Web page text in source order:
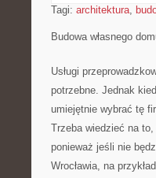
Tagi: architektura,
Budowa własnego
Usługi
potrzebne. Jednak
umiejętnie wybrać tę
Trzeba wiedzieć na
ponieważ jeśli nie
Wrocławia, na